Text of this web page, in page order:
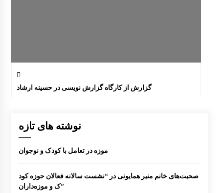
گزارش از کارگاه گزارش نویسی در حسینه ارشاد
نوشته های تازه
موزه در تعامل با کودک و نوجوان
صحبت‌های خانم منیر همایونی در “نشست سالانه فعالان حوزه کود
ک و موزه‌داران”